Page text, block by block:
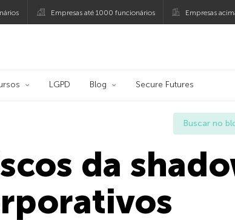
Empresas até 1000 funcionários Empresas
LGPD Blog Secure Futures
da